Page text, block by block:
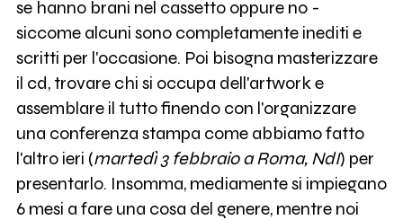
se hanno brani nel cassetto oppure no -
siccome alcuni sono completamente inediti e
scritti per l'occasione. Poi bisogna masterizzare
il cd, trovare chi si occupa dell'artwork e
assemblare il tutto finendo con l'organizzare
una conferenza stampa come abbiamo fatto
l'altro ieri (martedì 3 febbraio a Roma, NdI) per
presentarlo. Insomma, mediamente si impiegano
6 mesi a fare una cosa del genere, mentre noi